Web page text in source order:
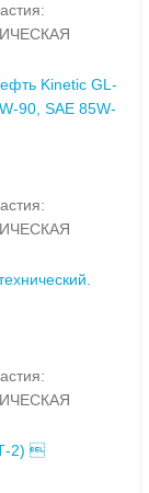
Kinetic GL-
90, SAE 85W-
2) 